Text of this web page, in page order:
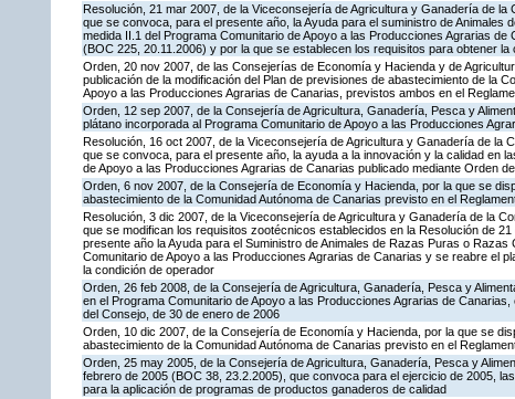
Resolución, 21 mar 2007, de la Viceconsejería de Agricultura y Ganadería de
que se convoca, para el presente año, la Ayuda para el suministro de Animales
medida II.1 del Programa Comunitario de Apoyo a las Producciones Agrarias
(BOC 225, 20.11.2006) y por la que se establecen los requisitos para obtener
Orden, 20 nov 2007, de las Consejerías de Economía y Hacienda y de
publicación de la modificación del Plan de previsiones de abastecimiento de la
Apoyo a las Producciones Agrarias de Canarias, previstos ambos en el
Orden, 12 sep 2007, de la Consejería de Agricultura, Ganadería, Pesca y
plátano incorporada al Programa Comunitario de Apoyo a las Producciones
Resolución, 16 oct 2007, de la Viceconsejería de Agricultura y Ganadería de la
que se convoca, para el presente año, la ayuda a la innovación y la calidad en
de Apoyo a las Producciones Agrarias de Canarias publicado mediante Orden
Orden, 6 nov 2007, de la Consejería de Economía y Hacienda, por la que se
abastecimiento de la Comunidad Autónoma de Canarias previsto en el
Resolución, 3 dic 2007, de la Viceconsejería de Agricultura y Ganadería de la
que se modifican los requisitos zootécnicos establecidos en la Resolución de
presente año la Ayuda para el Suministro de Animales de Razas Puras o
Comunitario de Apoyo a las Producciones Agrarias de Canarias y se reabre el
la condición de operador
Orden, 26 feb 2008, de la Consejería de Agricultura, Ganadería, Pesca y
en el Programa Comunitario de Apoyo a las Producciones Agrarias de
del Consejo, de 30 de enero de 2006
Orden, 10 dic 2007, de la Consejería de Economía y Hacienda, por la que se
abastecimiento de la Comunidad Autónoma de Canarias previsto en el
Orden, 25 may 2005, de la Consejería de Agricultura, Ganadería, Pesca y
febrero de 2005 (BOC 38, 23.2.2005), que convoca para el ejercicio de 2005,
para la aplicación de programas de productos ganaderos de calidad